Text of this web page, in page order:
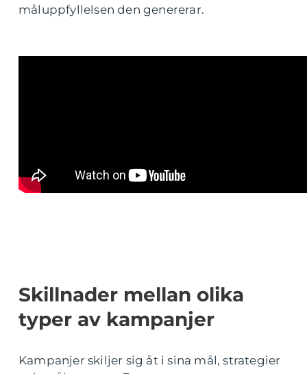
måluppfyllelsen den genererar.
Skillnader mellan olika
typer av kampanjer
Kampanjer skiljer sig åt i sina mål, strategier